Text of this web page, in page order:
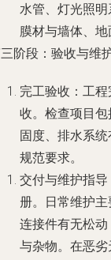
水管、灯光照
膜材与墙体、地
阶段：验收与维
完工验收：工
收。检查项目
固度、排水系
规范要求。
交付与维护指
册。日常维护
连接件有无松
与杂物。在恶劣